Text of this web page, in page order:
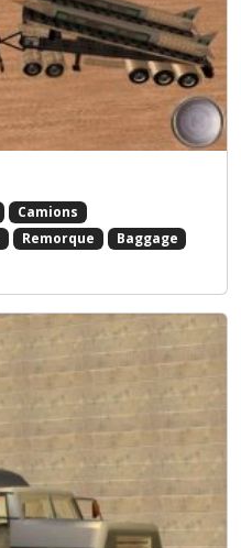
Camions
Remorque
Baggage